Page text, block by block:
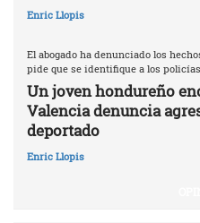
Enric Llopis
El abogado ha denunciado los
pide que se identifique a los
Un joven hondureño
Valencia denuncia
deportado
Enric Llopis